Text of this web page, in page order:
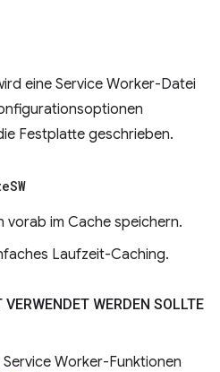
eine Service Worker-Datei
Festplatte geschrieben.
SW
vorab im Cache speichern.
Laufzeit-Caching.
VERWENDET WERDEN SOLLTE
Worker-Funktionen